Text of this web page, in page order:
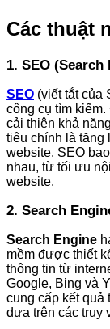
Các thuật
1. SEO
SEO (viết tắt của
công cụ tìm
cải thiện khả
tiêu chính là
website. SEO
nhau, từ tối ưu
website.
2. Search
Search Engine
mềm được thiết
thông tin từ
Google, Bing và
cung cấp kết
dựa trên các truy